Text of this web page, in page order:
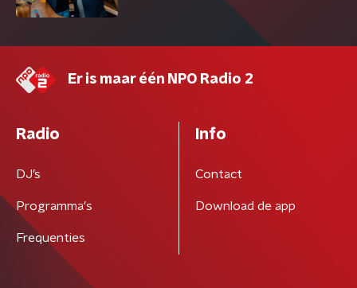
Er is maar één NPO Radio 2
Radio
DJ’s
Programma's
Frequenties
Info
Contact
Download de app